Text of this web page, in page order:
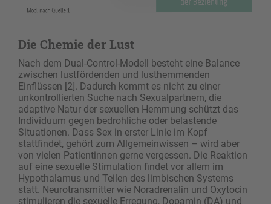
Die Chemie der Lust
Nach dem Dual-Control-Modell besteht eine Balance
zwischen lustfördenden und lusthemmenden
Einflüssen [2]. Dadurch kommt es nicht zu einer
unkontrollierten Suche nach Sexualpartnern, die
adaptive Natur der sexuellen Hemmung schützt das
Individuum gegen bedrohliche oder belastende
Situationen. Dass Sex in erster Linie im Kopf
stattfindet, gehört zum Allgemeinwissen – wird aber
von vielen Patientinnen gerne vergessen. Die Reaktion
auf eine sexuelle Stimulation findet vor allem im
Hypothalamus und Teilen des limbischen Systems
statt. Neurotransmitter wie Noradrenalin und Oxytocin
stimulieren die sexuelle Erregung, Dopamin (DA) und